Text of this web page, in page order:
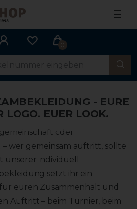
☰
0
- EURE
LOGO. EUER LOOK.
oder
wer gemeinsam auftritt, sollte
unserer individuell
setzt ihr ein
euren Zusammenhalt und
Auftritt – beim Turnier, beim